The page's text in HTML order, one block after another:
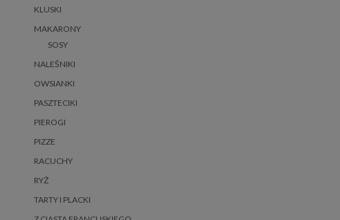
KLUSKI
MAKARONY
SOSY
NALEŚNIKI
OWSIANKI
PASZTECIKI
PIEROGI
PIZZE
RACUCHY
RYŻ
TARTY I PLACKI